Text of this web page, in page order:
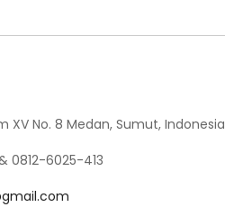
XV No. 8 Medan, Sumut, Indonesia
0812-6025-413